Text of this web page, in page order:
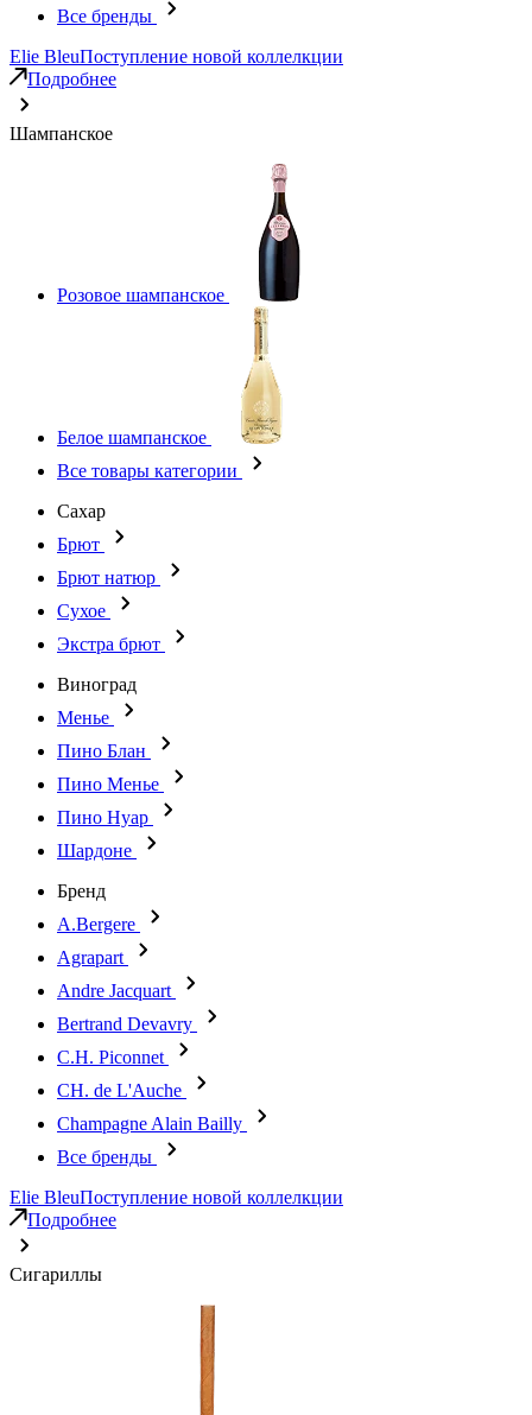
Все бренды
Elie BleuПоступление новой коллелкции
Подробнее
Шампанское
Розовое шампанское
Белое шампанское
Все товары категории
Сахар
Брют
Брют натюр
Сухое
Экстра брют
Виноград
Менье
Пино Блан
Пино Менье
Пино Нуар
Шардоне
Бренд
A.Bergere
Agrapart
Andre Jacquart
Bertrand Devavry
C.H. Piconnet
CH. de L'Auche
Champagne Alain Bailly
Все бренды
Elie BleuПоступление новой коллелкции
Подробнее
Сигариллы